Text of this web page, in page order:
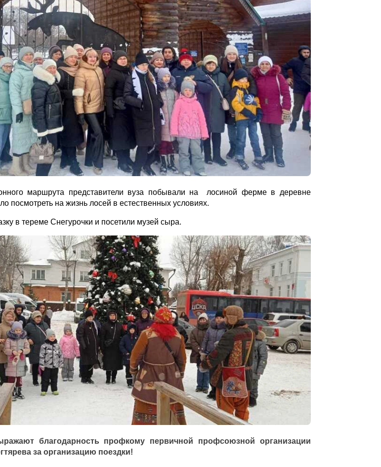
маршрута представители вуза побывали на лосиной ферме в деревне
посмотреть на жизнь лосей в естественных условиях.
в тереме Снегурочки и посетили музей сыра.
благодарность профкому первичной профсоюзной организации
за организацию поездки!